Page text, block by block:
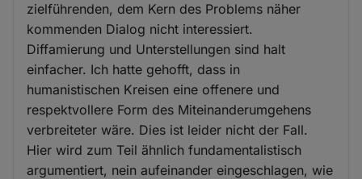
zielführenden, dem Kern des Problems näher
kommenden Dialog nicht interessiert.
Diffamierung und Unterstellungen sind halt
einfacher. Ich hatte gehofft, dass in
humanistischen Kreisen eine offenere und
respektvollere Form des Miteinanderumgehens
verbreiteter wäre. Dies ist leider nicht der Fall.
Hier wird zum Teil ähnlich fundamentalistisch
argumentiert, nein aufeinander eingeschlagen, wie